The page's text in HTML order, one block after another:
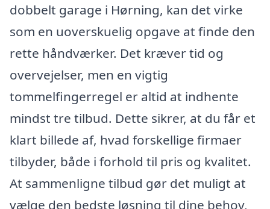
dobbelt garage i Hørning, kan det virke
som en uoverskuelig opgave at finde den
rette håndværker. Det kræver tid og
overvejelser, men en vigtig
tommelfingerregel er altid at indhente
mindst tre tilbud. Dette sikrer, at du får et
klart billede af, hvad forskellige firmaer
tilbyder, både i forhold til pris og kvalitet.
At sammenligne tilbud gør det muligt at
vælge den bedste løsning til dine behov,